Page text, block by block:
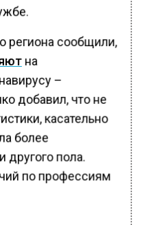
региона сообщили,
на
–
добавил, что не
касательно
более
пола.
по профессиям